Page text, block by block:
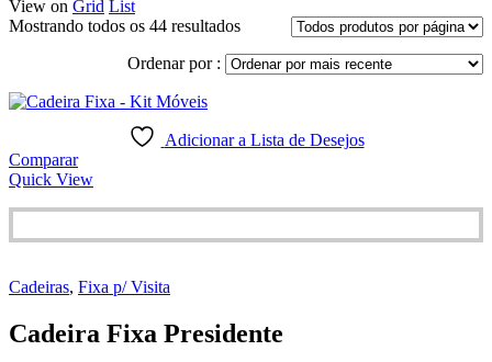
View on Grid List
Mostrando todos os 44 resultadosClassificado
mais
Ordenar por :
Adicionar a Lista de Desejos
Comparar
Quick View
Cadeiras, Fixa p/ Visita
Cadeira Fixa Presidente